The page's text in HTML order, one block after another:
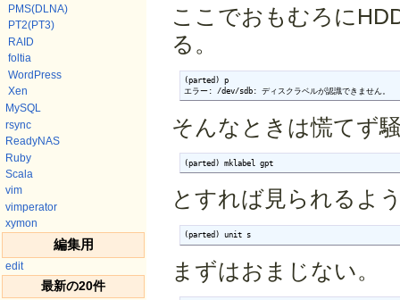
PMS(DLNA)
PT2(PT3)
RAID
foltia
WordPress
Xen
MySQL
rsync
ReadyNAS
Ruby
Scala
vim
vimperator
xymon
編集用
edit
最新の20件
ここでおもむろに
る。
(parted) p
エラー: /dev/sdb: ディスクラベルが認識できません。
そんなときは慌てず
(parted) mklabel gpt
とすれば見られるよ
(parted) unit s
まずはおまじない。